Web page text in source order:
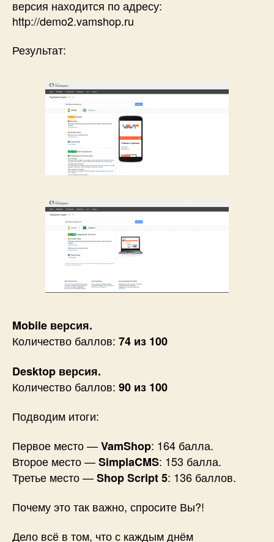
версия находится по адресу:
http://demo2.vamshop.ru
Результат:
Mobile версия.
Количество баллов: 74 из 100
Desktop версия.
Количество баллов: 90 из 100
Подводим итоги:
Первое место —VamShop: 164 балла.
Второе место —SimplaCMS: 153 балла.
Третье место —Shop Script 5: 136 баллов.
Почему это так важно, спросите Вы?!
Дело всё в том, что с каждым днём